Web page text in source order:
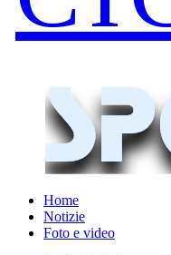
Home
Notizie
Foto e video